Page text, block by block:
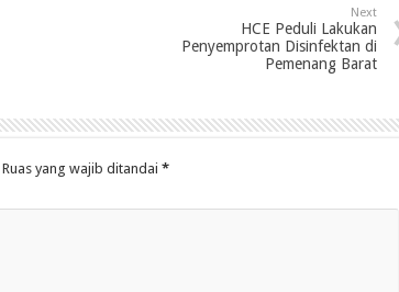
Next
HCE Peduli Lakukan
Penyemprotan Disinfektan di
Pemenang Barat
Ruas yang wajib ditandai *